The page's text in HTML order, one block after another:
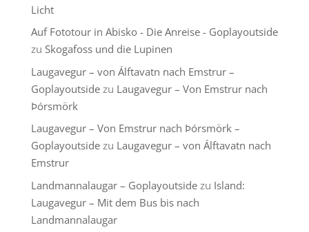
Licht
Auf Fototour in Abisko - Die Anreise - Goplayoutside
zu Skogafoss und die Lupinen
Laugavegur – von Álftavatn nach Emstrur –
Goplayoutsidezu Laugavegur – Von Emstrur nach
Þórsmörk
Laugavegur – Von Emstrur nach Þórsmörk –
Goplayoutsidezu Laugavegur – von Álftavatn nach
Emstrur
Landmannalaugar – Goplayoutsidezu Island:
Laugavegur – Mit dem Bus bis nach
Landmannalaugar